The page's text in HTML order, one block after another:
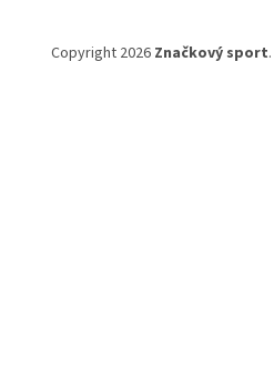
Copyright 2026 Značkový sport